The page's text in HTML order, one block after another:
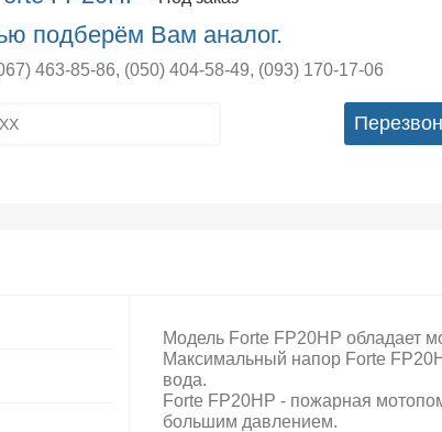
подберём Вам аналог.
463-85-86, (050) 404-58-49, (093) 170-17-06
Модель Forte FP20HP обладает
Максимальный напор Forte
вода.
Forte FP20HP - пожарная
большим давлением.